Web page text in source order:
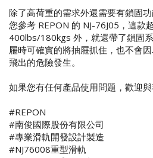
除了高荷重的需求外還需要有鎖固
您參考 REPON 的 NJ-76J05，這款
400lbs/180kgs 外，就還帶了鎖固
屜時可確實的將抽屜抓住，也不會
飛出的危險發生。
如果您有任何產品使用問題，歡迎與
#REPON
#南俊國際股份有限公司
#專業滑軌開發設計製造
#NJ76008重型滑軌